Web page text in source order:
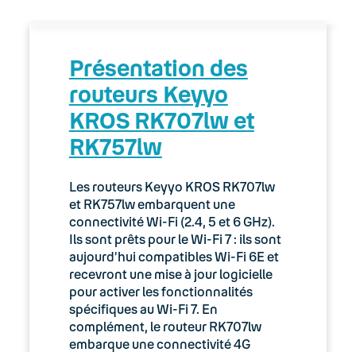
Pro
02. Espace client : Manager
03. Accès Internet
04. Téléphonie fixe
05. Téléphonie Mobile
06. Cybersécurité
Keyyo Connect
Keyyo Visio
Présentation des
routeurs Keyyo
KROS RK707lw et
RK757lw
Les routeurs Keyyo KROS RK707lw
et RK757lw embarquent une
connectivité Wi-Fi (2.4, 5 et 6 GHz).
Ils sont prêts pour le Wi-Fi 7 : ils sont
aujourd’hui compatibles Wi-Fi 6E et
recevront une mise à jour logicielle
pour activer les fonctionnalités
spécifiques au Wi-Fi 7. En
complément, le routeur RK707lw
embarque une connectivité 4G